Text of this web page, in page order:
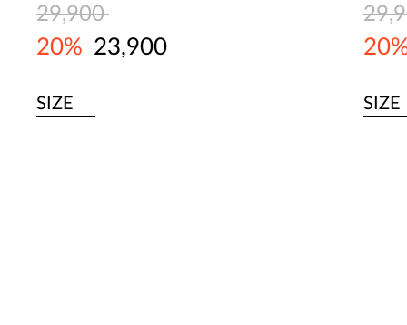
29,900
20% 23,900
SIZE SIZE